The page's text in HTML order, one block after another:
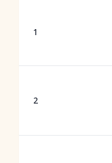
1
2